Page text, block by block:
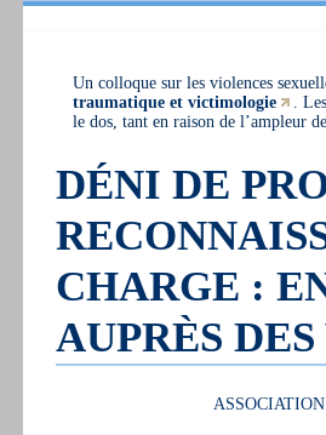
Un colloque sur les violences
traumatique et victimologie
.
le dos, tant en raison de l’ampleur
DÉNI DE
CHARGE :
AUPRÈS